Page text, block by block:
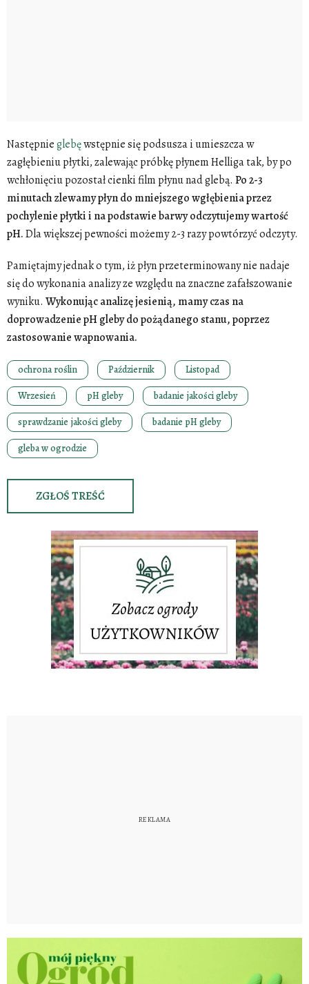
Następnieglebęwstępnie się podsusza i umieszcza w
zagłębieniu płytki, zalewając próbkę płynem Helliga tak, by po
wchłonięciu pozostał cienki film płynu nad glebą. Po 2-3
minutach zlewamy płyn do mniejszego wgłębienia przez
pochylenie płytki i na podstawie barwy odczytujemy wartość
pH.Dla większej pewności możemy 2-3 razy powtórzyć odczyty.
Pamiętajmy jednak o tym, iż płyn przeterminowany nie nadaje
się do wykonania analizy ze względu na znaczne zafałszowanie
wyniku. Wykonując analizę jesienią, mamy czas na
doprowadzenie pH gleby do pożądanego stanu, poprzez
zastosowanie wapnowania.
ochrona roślin Październik
Listopad
Wrzesień
pH gleby
badanie jakości gleby
sprawdzanie jakości gleby
badanie pH gleby
gleba w ogrodzie
ZGŁOŚ TREŚĆ